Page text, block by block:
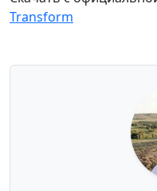
Transform